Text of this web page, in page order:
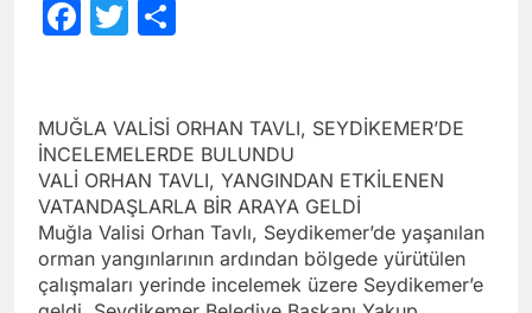
Facebook
Twitter
MUĞLA VALİSİ ORHAN TAVLI, SEYDİKEMER’DE
İNCELEMELERDE BULUNDU
VALİ ORHAN TAVLI, YANGINDAN ETKİLENEN
VATANDAŞLARLA BİR ARAYA GELDİ
Muğla Valisi Orhan Tavlı, Seydikemer’de yaşanılan
orman yangınlarının ardından bölgede yürütülen
çalışmaları yerinde incelemek üzere Seydikemer’e